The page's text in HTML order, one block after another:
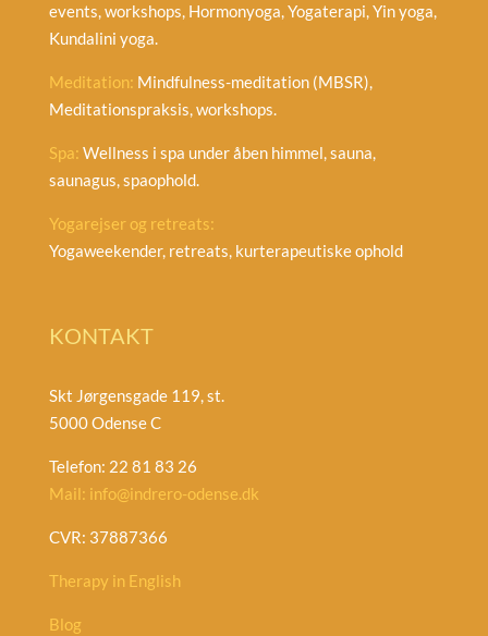
events, workshops, Hormonyoga, Yogaterapi, Yin yoga,
Kundalini yoga.
Meditation: Mindfulness-meditation (MBSR),
Meditationspraksis, workshops.
Spa: Wellness i spa under åben himmel, sauna,
saunagus, spaophold.
Yogarejser og retreats:
Yogaweekender, retreats, kurterapeutiske ophold
KONTAKT
Skt Jørgensgade 119, st.
5000 Odense C
Telefon: 22 81 83 26
Mail: info@indrero-odense.dk
CVR: 37887366
Therapy in English
Blog